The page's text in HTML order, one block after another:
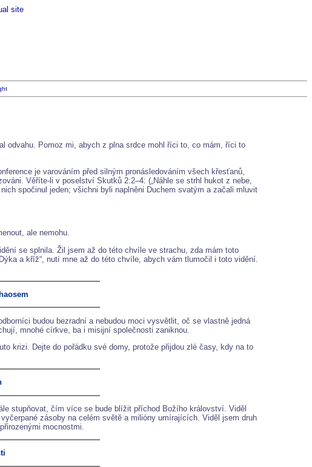
odvahu. Pomoz mi, abych z plna srdce mohl říci to, co mám, říci to
je varováním před silným pronásledováním všech křesťanů,
Věříte-li v poselství Skutků 2:2–4: („Náhle se strhl hukot z nebe,
spočinul jeden; všichni byli naplněni Duchem svatým a začali mluvit
ale nemohu.
se splnila. Žil jsem až do této chvíle ve strachu, zda mám toto
a kříž“, nutí mne až do této chvíle, abych vám tlumočil i toto vidění.
budou bezradní a nebudou moci vysvětlit, oč se vlastně jedná
mnohé církve, ba i misijní společnosti zaniknou.
krizi. Dejte do pořádku své domy, protože přijdou zlé časy, kdy na to
stupňovat, čím více se bude blížit příchod Božího království. Viděl
zásoby na celém světě a milióny umírajících. Viděl jsem druh
mocnostmi.